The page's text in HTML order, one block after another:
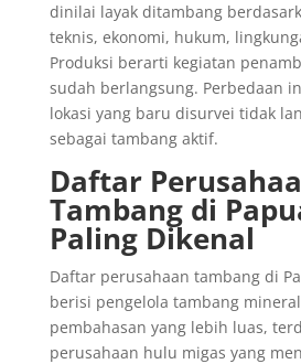
dinilai layak ditambang
teknis, ekonomi, hukum,
Produksi berarti kegiatan
sudah berlangsung. Perbedaan
lokasi yang baru disurvei tidak
sebagai tambang aktif.
Daftar
Tambang di
Paling Dikenal
Daftar perusahaan tambang di
berisi pengelola tambang
pembahasan yang lebih luas,
perusahaan hulu migas yang